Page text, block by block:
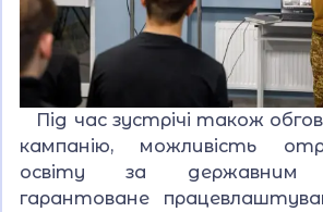
Під час зустрічі також
кампанію, можливість
освіту за державним
гарантоване